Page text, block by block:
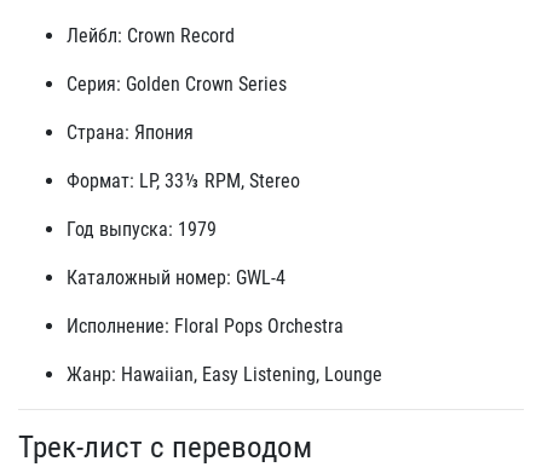
Лейбл: Crown Record
Серия: Golden Crown Series
Страна: Япония
Формат: LP, 33⅓ RPM, Stereo
Год выпуска: 1979
Каталожный номер: GWL-4
Исполнение: Floral Pops Orchestra
Жанр: Hawaiian, Easy Listening, Lounge
Трек-лист с переводом